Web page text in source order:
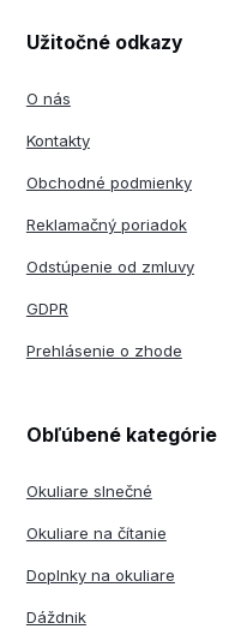
Užitočné odkazy
O nás
Kontakty
Obchodné podmienky
Reklamačný poriadok
Odstúpenie od zmluvy
GDPR
Prehlásenie o zhode
Obľúbené kategórie
Okuliare slnečné
Okuliare na čítanie
Doplnky na okuliare
Dáždnik